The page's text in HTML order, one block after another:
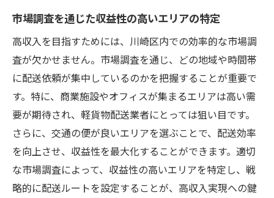
市場調査を通じた収益性の高いエリアの特定
高収入を目指すためには、川崎区内での効率的な市場調
査が欠かせません。市場調査を通じ、どの地域や時間帯
に配送依頼が集中しているのかを把握することが重要で
す。特に、商業施設やオフィスが集まるエリアは高い需
要が期待され、軽貨物配送業者にとっては狙い目です。
さらに、交通の便が良いエリアを選ぶことで、配送効率
を向上させ、収益性を最大化することができます。適切
な市場調査によって、収益性の高いエリアを特定し、戦
略的に配送ルートを設定することが、高収入実現への鍵